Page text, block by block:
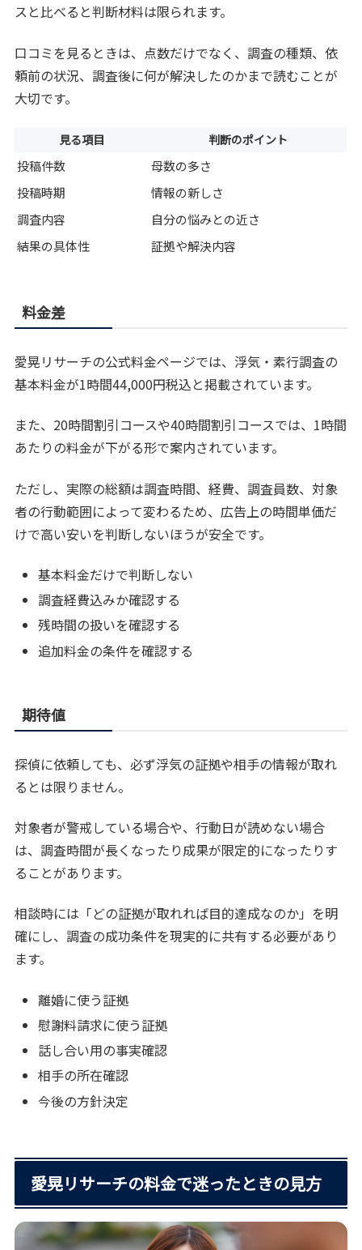
スと比べると判断材料は限られます。
口コミを見るときは、点数だけでなく、調査の種類、依
頼前の状況、調査後に何が解決したのかまで読むことが
大切です。
見る項目 判断のポイント
投稿件数
母数の多さ
投稿時期
情報の新しさ
調査内容
自分の悩みとの近さ
結果の具体性
証拠や解決内容
料金差
愛晃リサーチの公式料金ページでは、浮気・素行調査の
基本料金が1時間44,000円税込と掲載されています。
また、20時間割引コースや40時間割引コースでは、1時間
あたりの料金が下がる形で案内されています。
ただし、実際の総額は調査時間、経費、調査員数、対象
者の行動範囲によって変わるため、広告上の時間単価だ
けで高い安いを判断しないほうが安全です。
基本料金だけで判断しない
調査経費込みか確認する
残時間の扱いを確認する
追加料金の条件を確認する
期待値
探偵に依頼しても、必ず浮気の証拠や相手の情報が取れ
るとは限りません。
対象者が警戒している場合や、行動日が読めない場合
は、調査時間が長くなったり成果が限定的になったりす
ることがあります。
相談時には「どの証拠が取れれば目的達成なのか」を明
確にし、調査の成功条件を現実的に共有する必要があり
ます。
離婚に使う証拠
慰謝料請求に使う証拠
話し合い用の事実確認
相手の所在確認
今後の方針決定
愛晃リサーチの料金で迷ったときの見方